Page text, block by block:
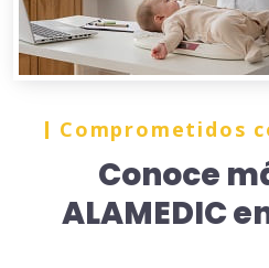
Comprometidos
Conoce
ALAMEDIC